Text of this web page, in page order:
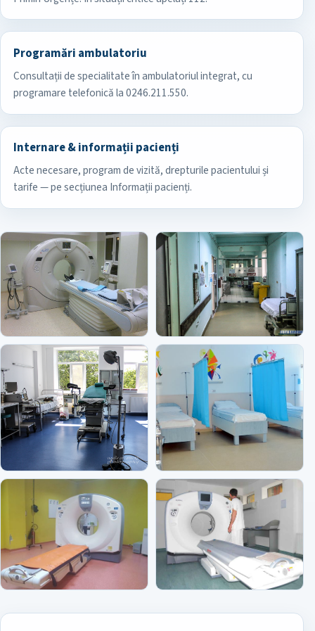
Programări ambulatoriu
Consultații de specialitate în ambulatoriul integrat, cu
programare telefonică la 0246.211.550.
Internare & informații pacienți
Acte necesare, program de vizită, drepturile pacientului și
tarife — pe secțiunea Informații pacienți.